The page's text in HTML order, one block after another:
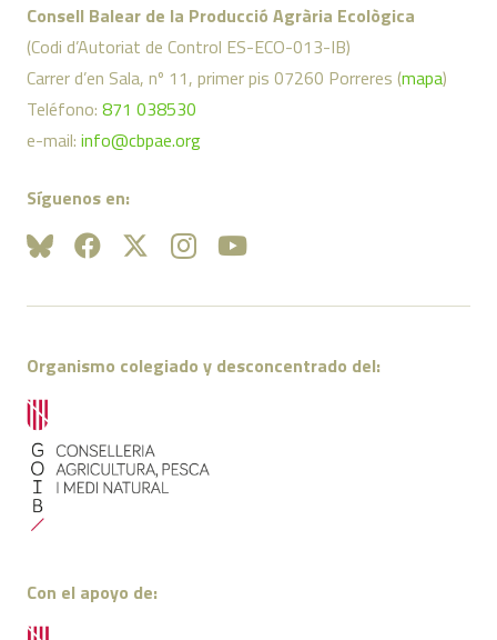
Consell Balear de la Producció Agrària Ecològica
(Codi d’Autoriat de Control ES-ECO-013-IB)
Carrer d’en Sala, nº 11, primer pis 07260 Porreres (mapa)
Teléfono: 871 038530
e-mail: info@cbpae.org
Síguenos en:
Organismo colegiado y desconcentrado del:
Con el apoyo de: